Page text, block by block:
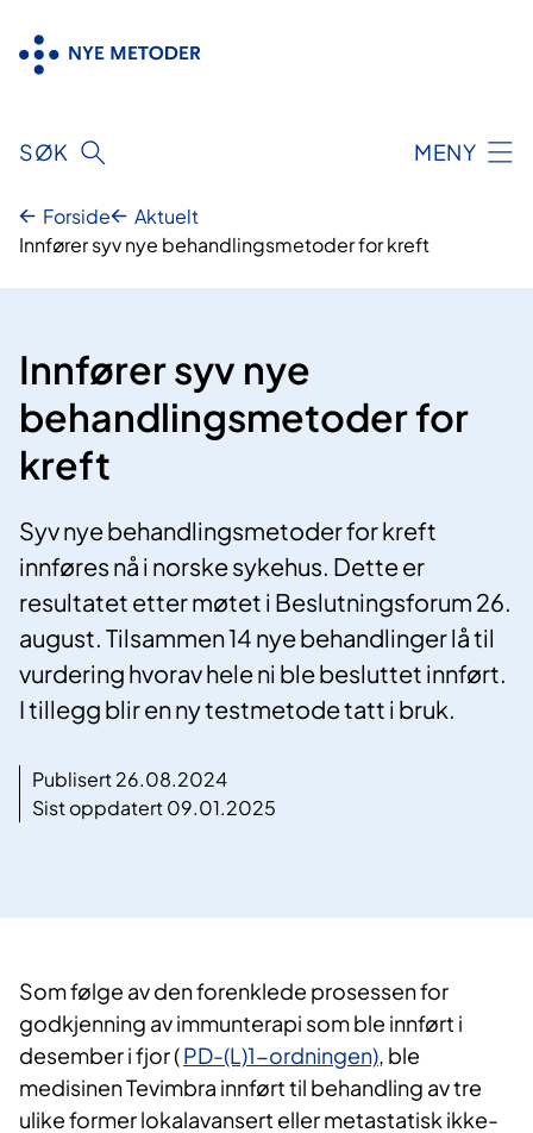
innhold
SØK MENY
Forside
Aktuelt
Innfører syv nye behandlingsmetoder for kreft
Innfører syv nye
behandlingsmetoder for
kreft
Syv nye behandlingsmetoder for kreft
innføres nå i norske sykehus. Dette er
resultatet etter møtet i Beslutningsforum 26.
august. Tilsammen 14 nye behandlinger lå til
vurdering hvorav hele ni ble besluttet innført.
I tillegg blir en ny testmetode tatt i bruk.
Publisert 26.08.2024
Sist oppdatert 09.01.2025
Som følge av den forenklede prosessen for
godkjenning av immunterapi som ble innført i
desember i fjor (PD-(L)1-ordningen), ble
medisinen Tevimbra innført til behandling av tre
ulike former lokalavansert eller metastatisk ikke-